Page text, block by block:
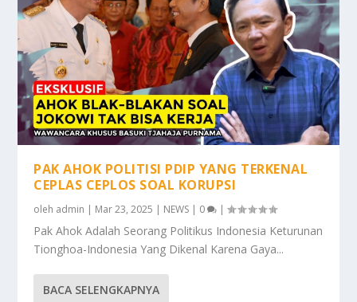
PAK AHOK POLITISI PDIP YANG TERKENAL
CEPLAS CEPLOS SOAL KORUPSI
oleh admin | Mar 23, 2025 | NEWS | 0 |
Pak Ahok Adalah Seorang Politikus Indonesia Keturunan
Tionghoa-Indonesia Yang Dikenal Karena Gaya...
BACA SELENGKAPNYA